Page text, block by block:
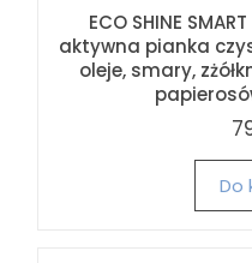
ECO SHINE
aktywna pianka
oleje, smary,
Do